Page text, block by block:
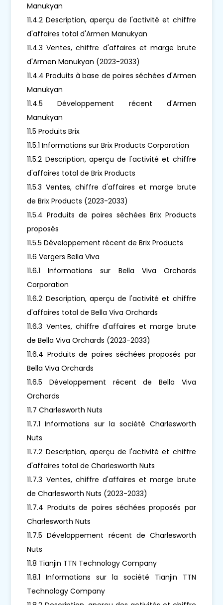
Manukyan
11.4.2 Description, aperçu de l'activité et chiffre
d'affaires total d'Armen Manukyan
11.4.3 Ventes, chiffre d'affaires et marge brute
d'Armen Manukyan (2023-2033)
11.4.4 Produits à base de poires séchées d'Armen
Manukyan
11.4.5 Développement récent d'Armen
Manukyan
11.5 Produits Brix
11.5.1 Informations sur Brix Products Corporation
11.5.2 Description, aperçu de l'activité et chiffre
d'affaires total de Brix Products
11.5.3 Ventes, chiffre d'affaires et marge brute
de Brix Products (2023-2033)
11.5.4 Produits de poires séchées Brix Products
proposés
11.5.5 Développement récent de Brix Products
11.6 Vergers Bella Viva
11.6.1 Informations sur Bella Viva Orchards
Corporation
11.6.2 Description, aperçu de l'activité et chiffre
d'affaires total de Bella Viva Orchards
11.6.3 Ventes, chiffre d'affaires et marge brute
de Bella Viva Orchards (2023-2033)
11.6.4 Produits de poires séchées proposés par
Bella Viva Orchards
11.6.5 Développement récent de Bella Viva
Orchards
11.7 Charlesworth Nuts
11.7.1 Informations sur la société Charlesworth
Nuts
11.7.2 Description, aperçu de l'activité et chiffre
d'affaires total de Charlesworth Nuts
11.7.3 Ventes, chiffre d'affaires et marge brute
de Charlesworth Nuts (2023-2033)
11.7.4 Produits de poires séchées proposés par
Charlesworth Nuts
11.7.5 Développement récent de Charlesworth
Nuts
11.8 Tianjin TTN Technology Company
11.8.1 Informations sur la société Tianjin TTN
Technology Company